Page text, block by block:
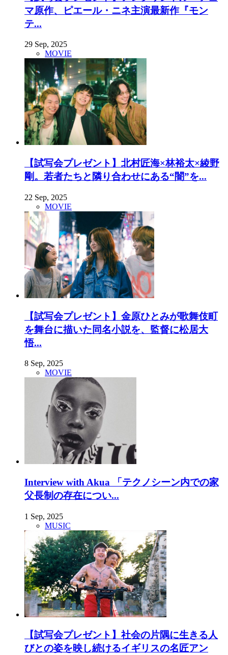
マ原作、ピエール・ニネ主演最新作『モン
テ...
29 Sep, 2025
MOVIE
【試写会プレゼント】北村匠海×林裕太×綾野
剛。若者たちと隣り合わせにある“闇”を...
22 Sep, 2025
MOVIE
【試写会プレゼント】金原ひとみが歌舞伎町
を舞台に描いた同名小説を、監督に松居大
悟...
8 Sep, 2025
MOVIE
Interview with Akua 「テクノシーン内での家
父長制の存在につい...
1 Sep, 2025
MUSIC
【試写会プレゼント】社会の片隅に生きる人
びとの姿を映し続けるイギリスの名匠アン